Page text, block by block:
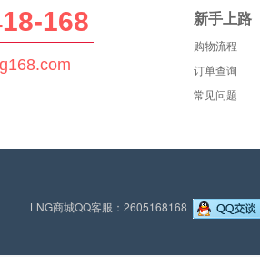
168 新手上路
购物流程
订单查询
常见问题
LNG商城QQ客服：2605168168